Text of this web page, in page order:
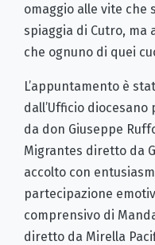
omaggio alle vite che
spiaggia di Cutro, ma
che ognuno di quei
L’appuntamento è
dall’Ufficio
da don Giuseppe
Migrantes diretto da
accolto con
partecipazione
comprensivo di
diretto da Mirella